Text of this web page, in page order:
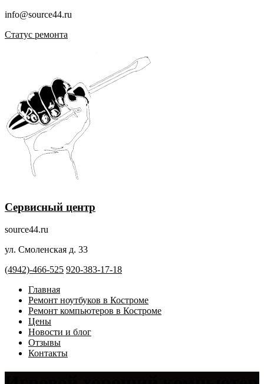
info@source44.ru
Статус ремонта
Сервисный центр
source44.ru
ул. Смоленская д. 33
(4942)-466-525 920-383-17-18
Главная
Ремонт ноутбуков в Костроме
Ремонт компьютеров в Костроме
Цены
Новости и блог
Отзывы
Контакты